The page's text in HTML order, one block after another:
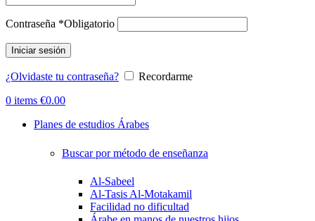
Contraseña *Obligatorio
Iniciar sesión
¿Olvidaste tu contraseña?
Recordarme
0 items €0.00
Planes de estudios Árabes
Buscar por método de enseñanza
Al-Sabeel
Al-Tasis Al-Motakamil
Facilidad no dificultad